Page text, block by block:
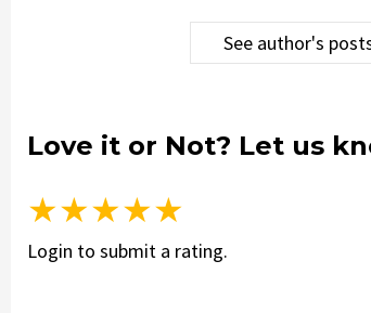
See author's
Love it or Not? Let us
★★★★★
Login to submit a rating.